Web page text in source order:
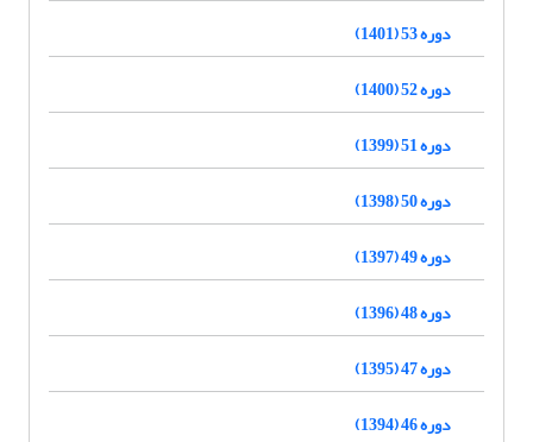
دوره 53 (1401)
دوره 52 (1400)
دوره 51 (1399)
دوره 50 (1398)
دوره 49 (1397)
دوره 48 (1396)
دوره 47 (1395)
دوره 46 (1394)